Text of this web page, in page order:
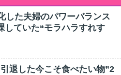
した夫婦のパワーバランス
ていた“モラハラすれす
退した今こそ食べたい物”2